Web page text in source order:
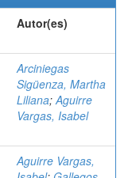
Autor(es)
Arciniegas
Sigüenza, Martha
Liliana;Aguirre
Vargas, Isabel
Aguirre Vargas,